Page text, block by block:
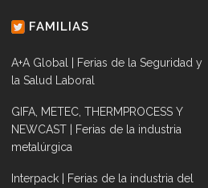
FAMILIAS
A+A Global | Ferias de la Seguridad y
la Salud Laboral
GIFA, METEC, THERMPROCESS Y
NEWCAST | Ferias de la industria
metalúrgica
Interpack | Ferias de la industria del